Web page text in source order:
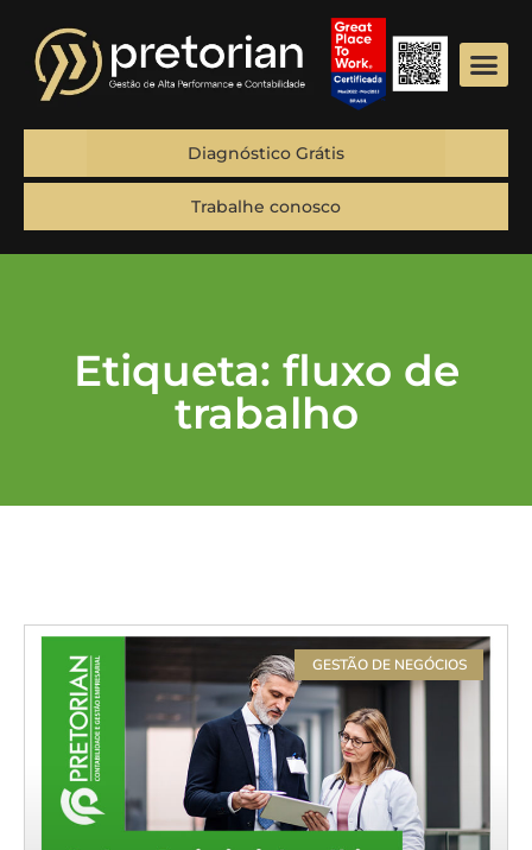
Diagnóstico Grátis
Trabalhe conosco
Etiqueta: fluxo de
trabalho
GESTÃO DE NEGÓCIOS